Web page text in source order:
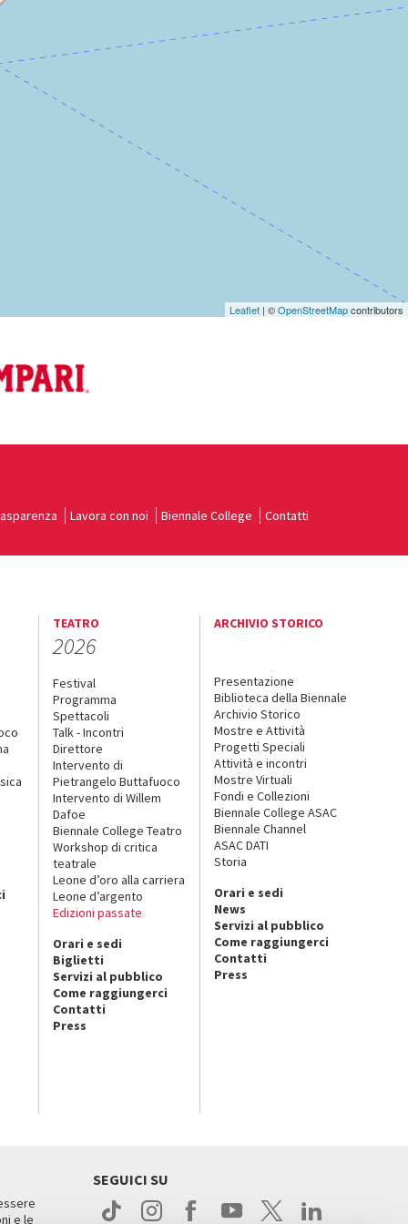
Leaflet | ©OpenStreetMapcontributors
Lavora con noi Biennale College Contatti
TEATRO
2026
Festival
Programma
Spettacoli
Talk - Incontri
Direttore
Intervento di
Pietrangelo Buttafuoco
Intervento di Willem
Dafoe
Biennale College Teatro
Workshop di critica
teatrale
Leone d’oro alla carriera
Leone d’argento
Edizioni passate
Orari e sedi
Biglietti
Servizi al pubblico
Come raggiungerci
Contatti
Press
ARCHIVIO STORICO
Presentazione
Biblioteca della Biennale
Archivio Storico
Mostre e Attività
Progetti Speciali
Attività e incontri
Mostre Virtuali
Fondi e Collezioni
Biennale College ASAC
Biennale Channel
ASAC DATI
Storia
Orari e sedi
News
Servizi al pubblico
Come raggiungerci
Contatti
Press
e le
SEGUICI SU